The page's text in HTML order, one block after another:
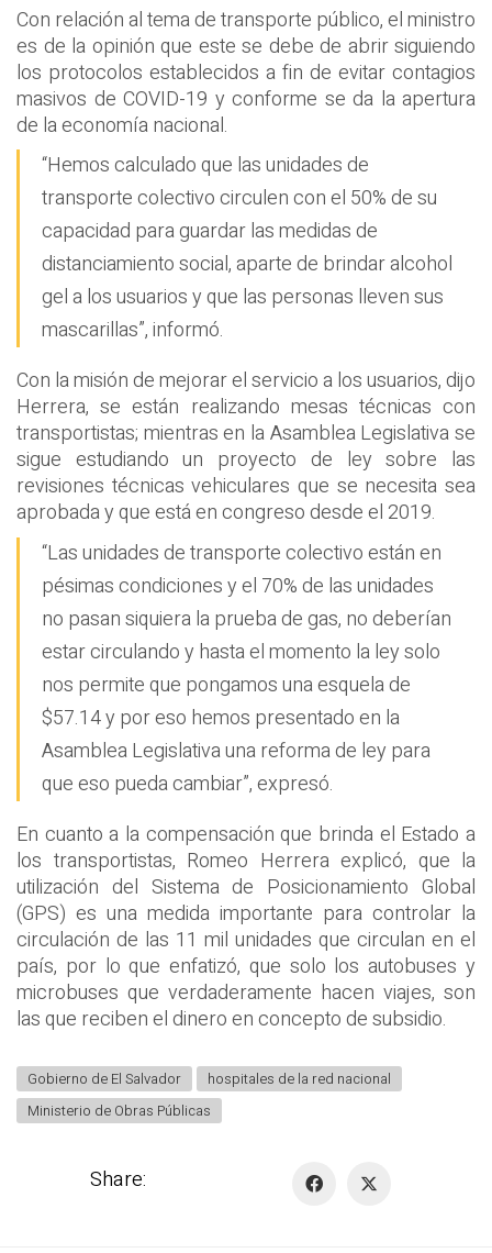
Con relación al tema de transporte público, el ministro
es de la opinión que este se debe de abrir siguiendo
los protocolos establecidos a fin de evitar contagios
masivos de COVID-19 y conforme se da la apertura
de la economía nacional.
“Hemos calculado que las unidades de
transporte colectivo circulen con el 50% de su
capacidad para guardar las medidas de
distanciamiento social, aparte de brindar alcohol
gel a los usuarios y que las personas lleven sus
mascarillas”, informó.
Con la misión de mejorar el servicio a los usuarios, dijo
Herrera, se están realizando mesas técnicas con
transportistas; mientras en la Asamblea Legislativa se
sigue estudiando un proyecto de ley sobre las
revisiones técnicas vehiculares que se necesita sea
aprobada y que está en congreso desde el 2019.
“Las unidades de transporte colectivo están en
pésimas condiciones y el 70% de las unidades
no pasan siquiera la prueba de gas, no deberían
estar circulando y hasta el momento la ley solo
nos permite que pongamos una esquela de
$57.14 y por eso hemos presentado en la
Asamblea Legislativa una reforma de ley para
que eso pueda cambiar”, expresó.
En cuanto a la compensación que brinda el Estado a
los transportistas, Romeo Herrera explicó, que la
utilización del Sistema de Posicionamiento Global
(GPS) es una medida importante para controlar la
circulación de las 11 mil unidades que circulan en el
país, por lo que enfatizó, que solo los autobuses y
microbuses que verdaderamente hacen viajes, son
las que reciben el dinero en concepto de subsidio.
Gobierno de El Salvador
hospitales de la red nacional
Ministerio de Obras Públicas
Share: